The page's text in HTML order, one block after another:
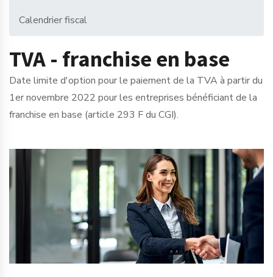
Calendrier fiscal
TVA - franchise en base
Date limite d'option pour le paiement de la TVA à partir du
1er novembre 2022 pour les entreprises bénéficiant de la
franchise en base (article 293 F du CGI).